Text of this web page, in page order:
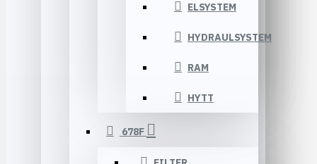
ELSYSTEM
HYDRAULSYSTEM
RAM
HYTT
678F